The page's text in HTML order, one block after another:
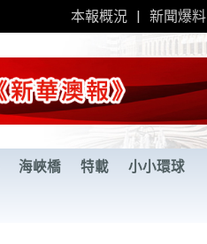
本報概況 新聞爆料
海峽橋 特載 小小環球